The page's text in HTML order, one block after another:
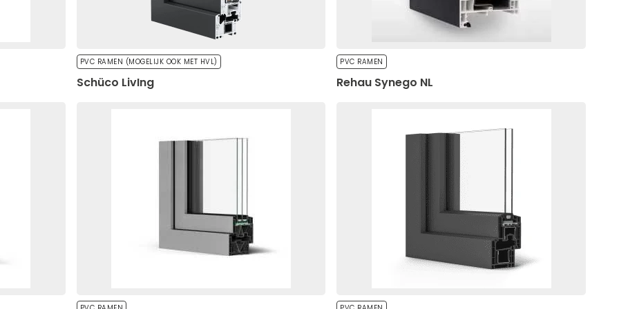
persoonsgegevens van 29 augustus
(EU) 2016/679 van het Europees Parlement
Verzenden
PVC RAMEN (MOGELIJK OOK MET HVL)
Schüco LivIng
PVC RAMEN
Rehau Synego NL